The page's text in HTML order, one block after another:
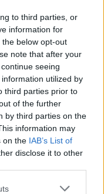
to third parties, or
information for
below opt-out
note that after your
seeing
utilized by
third parties prior to
of the further
by third parties on the
information may
on the IAB’s List of
disclose it to other
or more Google